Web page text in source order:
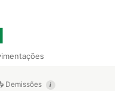
Demissões i